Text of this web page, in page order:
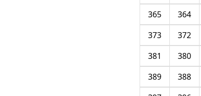
364
365
372
373
380
381
388
389